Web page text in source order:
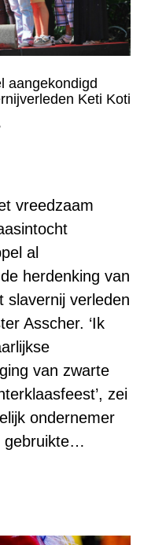
aangekondigd
Keti Koti
vreedzaam
al
herdenking van
slavernij verleden
Asscher. ‘Ik
van zwarte
zei
ondernemer
gebruikte…